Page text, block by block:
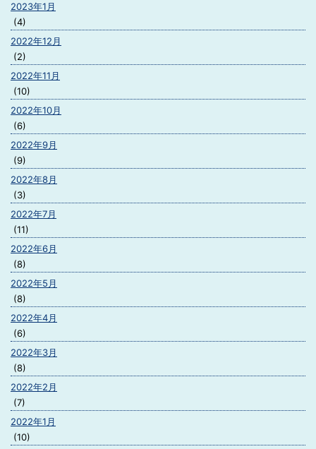
2023年1月
(4)
2022年12月
(2)
2022年11月
(10)
2022年10月
(6)
2022年9月
(9)
2022年8月
(3)
2022年7月
(11)
2022年6月
(8)
2022年5月
(8)
2022年4月
(6)
2022年3月
(8)
2022年2月
(7)
2022年1月
(10)